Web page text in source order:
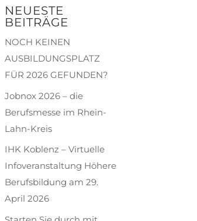
NEUESTE
BEITRÄGE
NOCH KEINEN
AUSBILDUNGSPLATZ
FÜR 2026 GEFUNDEN?
Jobnox 2026 – die
Berufsmesse im Rhein-
Lahn-Kreis
IHK Koblenz – Virtuelle
Infoveranstaltung Höhere
Berufsbildung am 29.
April 2026